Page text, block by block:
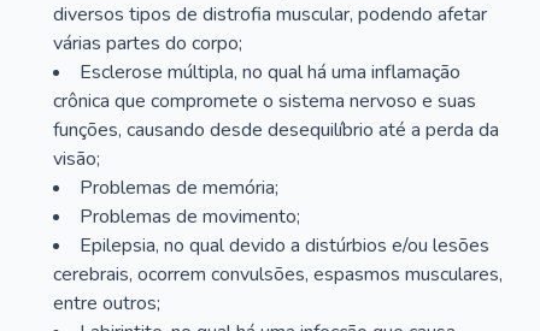
diversos tipos de distrofia muscular, podendo afetar
várias partes do corpo;
Esclerose múltipla, no qual há uma inflamação
crônica que compromete o sistema nervoso e suas
funções, causando desde desequilíbrio até a perda da
visão;
Problemas de memória;
Problemas de movimento;
Epilepsia, no qual devido a distúrbios e/ou lesões
cerebrais, ocorrem convulsões, espasmos musculares,
entre outros;